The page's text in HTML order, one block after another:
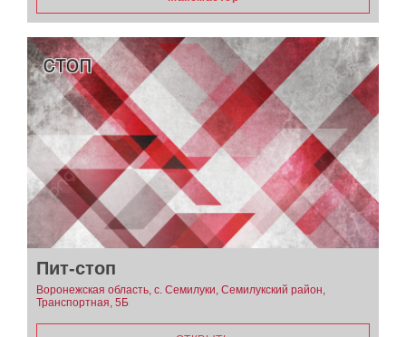
Пит-стоп
Воронежская область, с. Семилуки, Семилукский район,
Транспортная, 5Б